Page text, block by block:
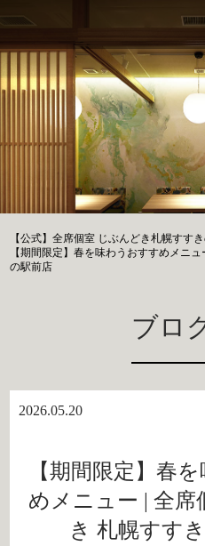
【公式】全席個室 じぶんどき札幌すす
【期間限定】春を味わうおすすめメニ
の駅前店
ブロ
2026.05.20
【期間限定】春
めメニュー | 全席
き 札幌すす